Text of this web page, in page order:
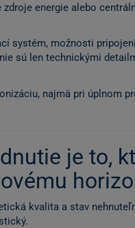
energie alebo
systém, možnosti
sú len technickými
najmä pri úplnom
je to,
kvalita a stav